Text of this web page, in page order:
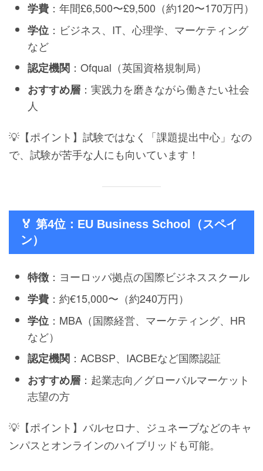
学費 ：年間£6,500〜£9,500（約120〜170万円）
学位 ：ビジネス、IT、心理学、マーケティング
など
認定機関 ：Ofqual（英国資格規制局）
おすすめ層 ：実践力を磨きながら働きたい社会
人
💡【ポイント】試験ではなく「課題提出中心」なの
で、試験が苦手な人にも向いています！
🏅 第4位：EU Business School（スペイ
ン）
特徴 ：ヨーロッパ拠点の国際ビジネススクール
学費 ：約€15,000〜（約240万円）
学位 ：MBA（国際経営、マーケティング、HR
など）
認定機関 ：ACBSP、IACBEなど国際認証
おすすめ層 ：起業志向／グローバルマーケット
志望の方
💡【ポイント】バルセロナ、ジュネーブなどのキャ
ンパスとオンラインのハイブリッドも可能。